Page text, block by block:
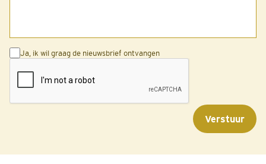
Ja, ik wil graag de nieuwsbrief ontvangen